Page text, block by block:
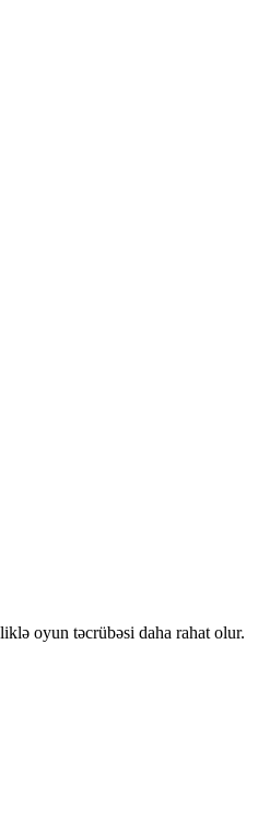
oyun təcrübəsi daha rahat olur.